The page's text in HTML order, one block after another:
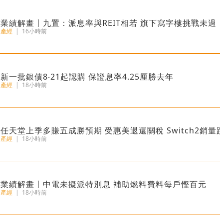
業績解畫丨九置：派息率與REIT相若 旗下寫字樓挑戰未過
產經 | 16小時前
新一批銀債8‧21起認購 保證息率4.25厘勝去年
產經 | 18小時前
任天堂上季多賺五成勝預期 受惠美退還關稅 Switch2銷量
產經 | 18小時前
業績解畫丨中電未擬派特別息 補助燃料費料每戶慳百元
產經 | 18小時前